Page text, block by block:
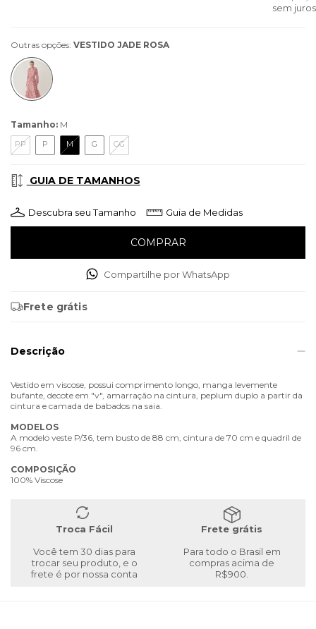
sem juros
Outras opções: VESTIDO JADE ROSA
Tamanho: M
PP P M G GG
GUIA DE TAMANHOS
Descubra seu Tamanho Guia de Medidas
Compartilhe por WhatsApp
Frete grátis
Descrição
Vestido em viscose, possui comprimento longo, manga levemente
bufante, decote em "v", amarração na cintura, peplum duplo a partir da
cintura e camada de babados na saia.
MODELOS
A modelo veste P/36, tem busto de 88 cm, cintura de 70 cm e quadril de
96 cm.
COMPOSIÇÃO
100% Viscose
Troca Fácil
Você tem 30 dias para
trocar seu produto, e o
frete é por nossa conta
Frete grátis
Para todo o Brasil em
compras acima de
R$900.